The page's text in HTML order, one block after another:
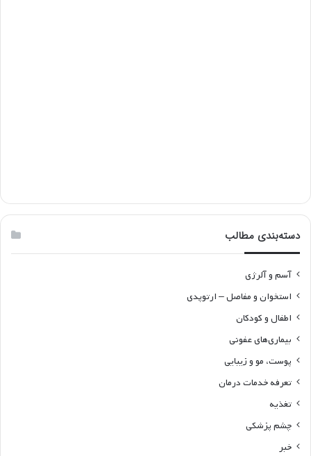
دسته‌بندی مطالب
آسم و آلرژی
استخوان و مفاصل – ارتوپدی
اطفال و کودکان
بیماری‌های عفونی
پوست، مو و زیبایی
تعرفه خدمات درمان
تغذیه
چشم پزشکی
خبر